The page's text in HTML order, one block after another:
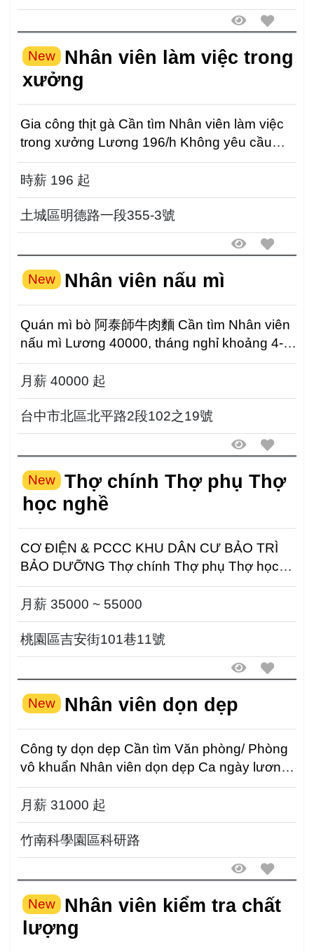
New
Nhân viên làm việc trong
xưởng
Gia công thịt gà Cần tìm Nhân viên làm việc
trong xưởng Lương 196/h Không yêu cầu
kinh nghiệ...
時薪 196 起
土城區明德路一段355-3號
New Nhân viên nấu mì
Quán mì bò 阿泰師牛肉麵 Cần tìm Nhân viên
nấu mì Lương 40000, tháng nghỉ khoảng 4-5
ngày Thưởng ba lễ...
月薪 40000 起
台中市北區北平路2段102之19號
New
Thợ chính Thợ phụ Thợ
học nghề
CƠ ĐIỆN & PCCC KHU DÂN CƯ BẢO TRÌ
BẢO DƯỠNG Thợ chính Thợ phụ Thợ học
nghề Lương 35000-5500...
月薪 35000 ~ 55000
桃園區吉安街101巷11號
New Nhân viên dọn dẹp
Công ty dọn dẹp Cần tìm Văn phòng/ Phòng
vô khuẩn Nhân viên dọn dẹp Ca ngày lương
từ 31000 Ca...
月薪 31000 起
竹南科學園區科研路
New
Nhân viên kiểm tra chất
lượng